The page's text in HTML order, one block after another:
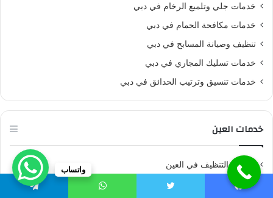
خدمات جلي وتلميع الرخام في دبي
خدمات مكافحة الحمام في دبي
تنظيف وصيانة المسابح في دبي
خدمات تسليك المجاري في دبي
خدمات تنسيق وترتيب الحدائق في دبي
خدمات العين
خدمات التنظيف في العين
خدمات مكافحة الحشرات في العين
واتساب